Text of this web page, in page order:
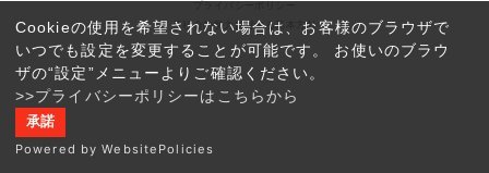
Cookieの使用を希望されない場合は、お客様のブラウザで
いつでも設定を変更することが可能です。 お使いのブラウ
ザの“設定”メニューよりご確認ください。
>>プライバシーポリシーはこちらから
承諾
Powered by WebsitePolicies
反社会的勢力に対する基本方針